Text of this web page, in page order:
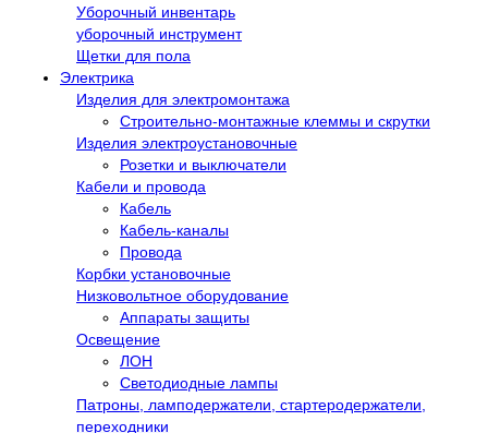
Уборочный инвентарь
уборочный инструмент
Щетки для пола
Электрика
Изделия для электромонтажа
Строительно-монтажные клеммы и скрутки
Изделия электроустановочные
Розетки и выключатели
Кабели и провода
Кабель
Кабель-каналы
Провода
Корбки установочные
Низковольтное оборудование
Аппараты защиты
Освещение
ЛОН
Светодиодные лампы
Патроны, ламподержатели, стартеродержатели,
переходники